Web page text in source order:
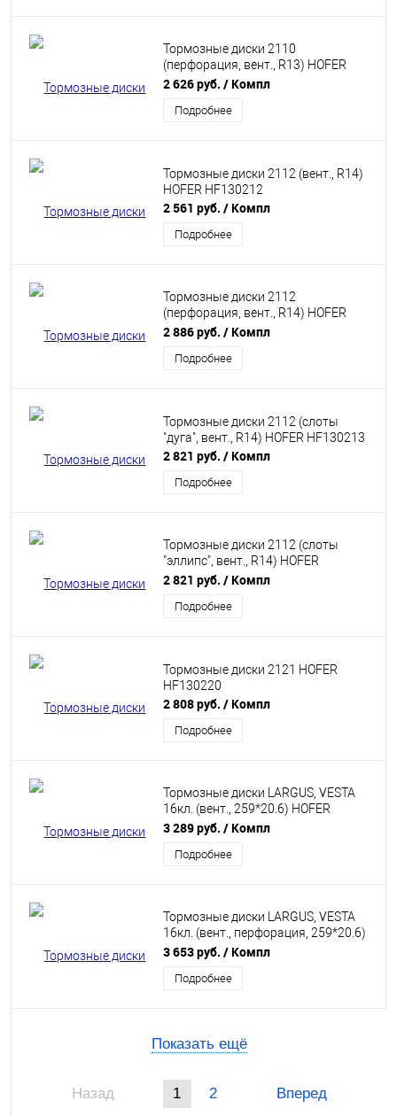
Тормозные диски 2110
(перфорация, вент., R13) HOFER
HF130208
2 626 руб. / Компл
Подробнее
Тормозные диски 2112 (вент., R14)
HOFER HF130212
2 561 руб. / Компл
Подробнее
Тормозные диски 2112
(перфорация, вент., R14) HOFER
HF130216
2 886 руб. / Компл
Подробнее
Тормозные диски 2112 (слоты
"дуга", вент., R14) HOFER HF130213
2 821 руб. / Компл
Подробнее
Тормозные диски 2112 (слоты
"эллипс", вент., R14) HOFER
HF130214
2 821 руб. / Компл
Подробнее
Тормозные диски 2121 HOFER
HF130220
2 808 руб. / Компл
Подробнее
Тормозные диски LARGUS, VESTA
16кл. (вент., 259*20.6) HOFER
HF130256
3 289 руб. / Компл
Подробнее
Тормозные диски LARGUS, VESTA
16кл. (вент., перфорация, 259*20.6)
HOFER HF130259
3 653 руб. / Компл
Подробнее
Показать ещё
Назад 1 2 Вперед